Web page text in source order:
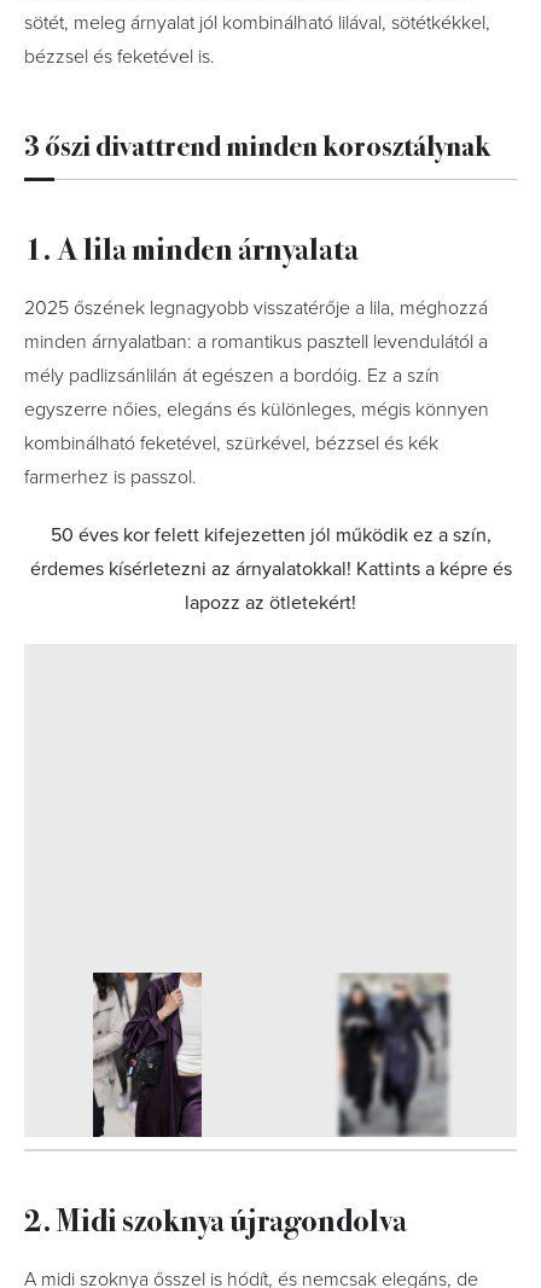
sötét, meleg árnyalat jól kombinálható lilával, sötétkékkel,
bézzsel és feketével is.
3 őszi divattrend minden korosztálynak
1. A lila minden árnyalata
2025 őszének legnagyobb visszatérője a lila, méghozzá
minden árnyalatban: a romantikus pasztell levendulától a
mély padlizsánlilán át egészen a bordóig. Ez a szín
egyszerre nőies, elegáns és különleges, mégis könnyen
kombinálható feketével, szürkével, bézzsel és kék
farmerhez is passzol.
50 éves kor felett kifejezetten jól működik ez a szín,
érdemes kísérletezni az árnyalatokkal! Kattints a képre és
lapozz az ötletekért!
2. Midi szoknya újragondolva
A midi szoknya ősszel is hódít, és nemcsak elegáns, de